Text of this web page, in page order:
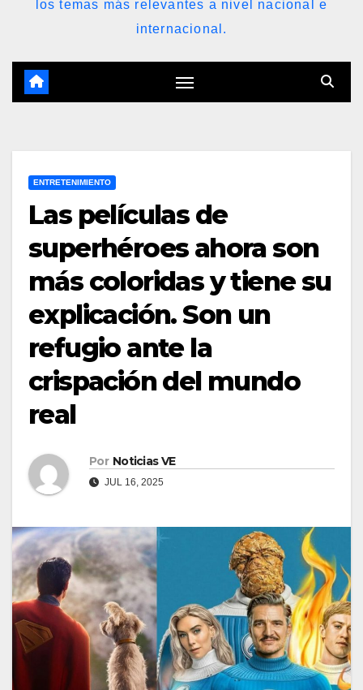
los temas más relevantes a nivel nacional e
internacional.
ENTRETENIMIENTO
Las películas de
superhéroes ahora son
más coloridas y tiene su
explicación. Son un
refugio ante la
crispación del mundo
real
Por Noticias VE
JUL 16, 2025